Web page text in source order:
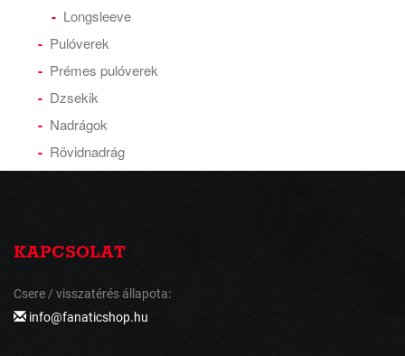
Longsleeve
Pulóverek
Prémes pulóverek
Dzsekik
Nadrágok
Rövidnadrág
KAPCSOLAT
Csere / visszatérés állapota:
info@fanaticshop.hu